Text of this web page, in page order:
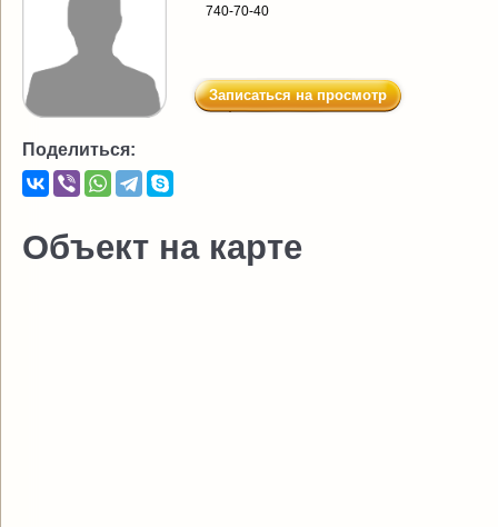
740-70-40
Записаться на просмотр
Поделиться:
Объект на карте